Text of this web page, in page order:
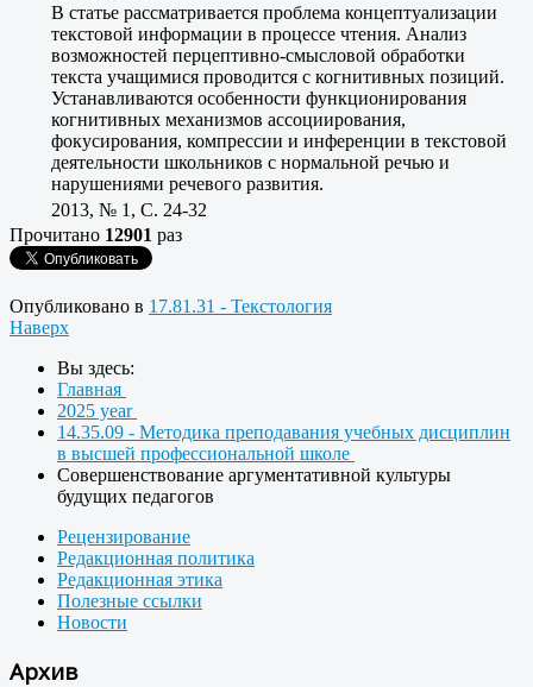
В статье рассматривается проблема концептуализации
текстовой информации в процессе чтения. Анализ
возможностей перцептивно-смысловой обработки
текста учащимися проводится с когнитивных позиций.
Устанавливаются особенности функционирования
когнитивных механизмов ассоциирования,
фокусирования, компрессии и инференции в текстовой
деятельности школьников с нормальной речью и
нарушениями речевого развития.
2013, № 1, C. 24-32
Прочитано 12901 раз
Опубликовано в 17.81.31 - Текстология
Наверх
Вы здесь:
Главная
2025 year
14.35.09 - Методика преподавания учебных дисциплин
в высшей профессиональной школе
Совершенствование аргументативной культуры
будущих педагогов
Рецензирование
Редакционная политика
Редакционная этика
Полезные ссылки
Новости
Архив